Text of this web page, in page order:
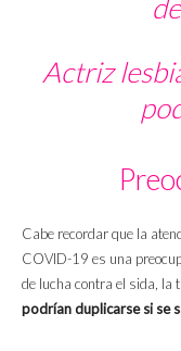
Actriz
Cabe recordar que la
COVID-19 es una
de lucha contra el sida, la
podrían duplicarse si se